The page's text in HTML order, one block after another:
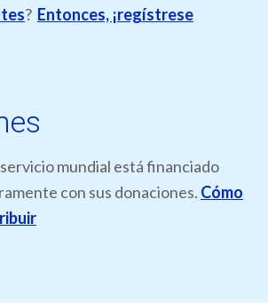
? Entonces, ¡regístrese
mundial está financiado
con sus donaciones. Cómo